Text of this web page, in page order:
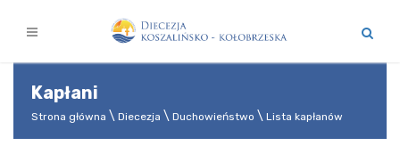
Kapłani
Strona główna Diecezja Duchowieństwo Lista kapłanów